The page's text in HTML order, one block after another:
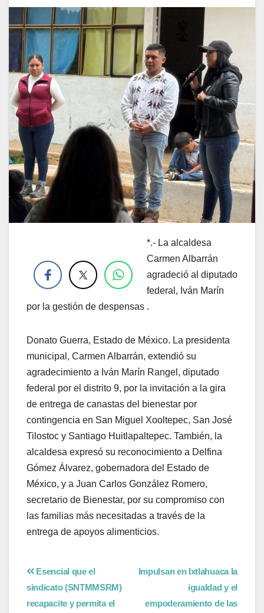
*.- La alcaldesa
Carmen Albarrán
agradeció al diputado
federal, Iván Marín
por la gestión de despensas .
Donato Guerra, Estado de México. La presidenta
municipal, Carmen Albarrán, extendió su
agradecimiento a Iván Marín Rangel, diputado
federal por el distrito 9, por la invitación a la gira
de entrega de canastas del bienestar por
contingencia en San Miguel Xooltepec, San José
Tilostoc y Santiago Huitlapaltepec. También, la
alcaldesa expresó su reconocimiento a Delfina
Gómez Álvarez, gobernadora del Estado de
México, y a Juan Carlos González Romero,
secretario de Bienestar, por su compromiso con
las familias más necesitadas a través de la
entrega de apoyos alimenticios.
Impulsan en Ixtlahuaca la
igualdad y el
empoderamiento de las
Esencial que el
sindicato (SNTMMSRM)
recapacite y permita el